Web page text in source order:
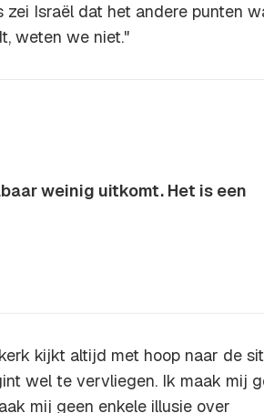
Israël dat het andere punten
weten we niet."
weinig uitkomt. Het is een
kijkt altijd met hoop naar de
wel te vervliegen. Ik maak mij
mij geen enkele illusie over